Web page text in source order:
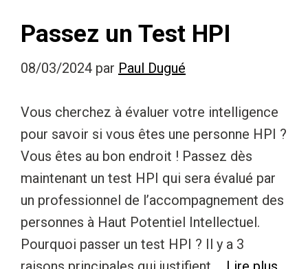
Passez un Test HPI
08/03/2024 par Paul Dugué
Vous cherchez à évaluer votre intelligence
pour savoir si vous êtes une personne HPI ?
Vous êtes au bon endroit ! Passez dès
maintenant un test HPI qui sera évalué par
un professionnel de l’accompagnement des
personnes à Haut Potentiel Intellectuel.
Pourquoi passer un test HPI ? Il y a 3